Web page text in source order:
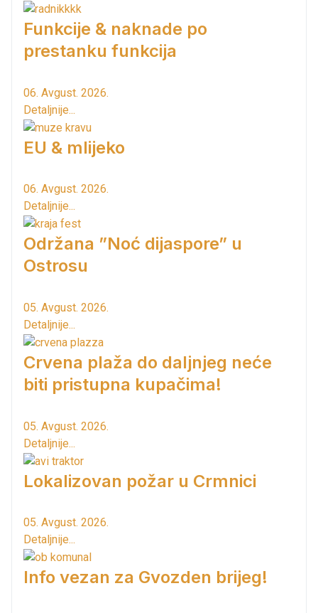
Funkcije & naknade po
prestanku funkcija
06. Avgust. 2026.
Detaljnije...
EU & mlijeko
06. Avgust. 2026.
Detaljnije...
Održana ”Noć dijaspore” u
Ostrosu
05. Avgust. 2026.
Detaljnije...
Crvena plaža do daljnjeg neće
biti pristupna kupačima!
05. Avgust. 2026.
Detaljnije...
Lokalizovan požar u Crmnici
05. Avgust. 2026.
Detaljnije...
Info vezan za Gvozden brijeg!